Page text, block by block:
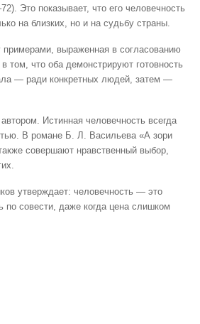
Это показывает, что его человечность
на близких, но и на судьбу страны.
выраженная в согласованию
том, что оба демонстрируют готовность
— ради конкретных людей, затем —
Истинная человечность всегда
В романе Б. Л. Васильева «А зори
совершают нравственный выбор,
утверждает: человечность — это
по совести, даже когда цена слишком